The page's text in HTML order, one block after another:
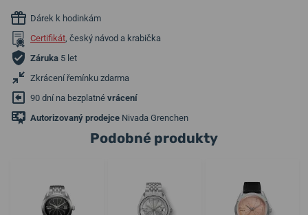
Dárek k hodinkám
Certifikát, český návod a krabička
Záruka 5 let
Zkrácení řemínku zdarma
90 dní na bezplatné vrácení
Autorizovaný prodejce Nivada Grenchen
Podobné produkty